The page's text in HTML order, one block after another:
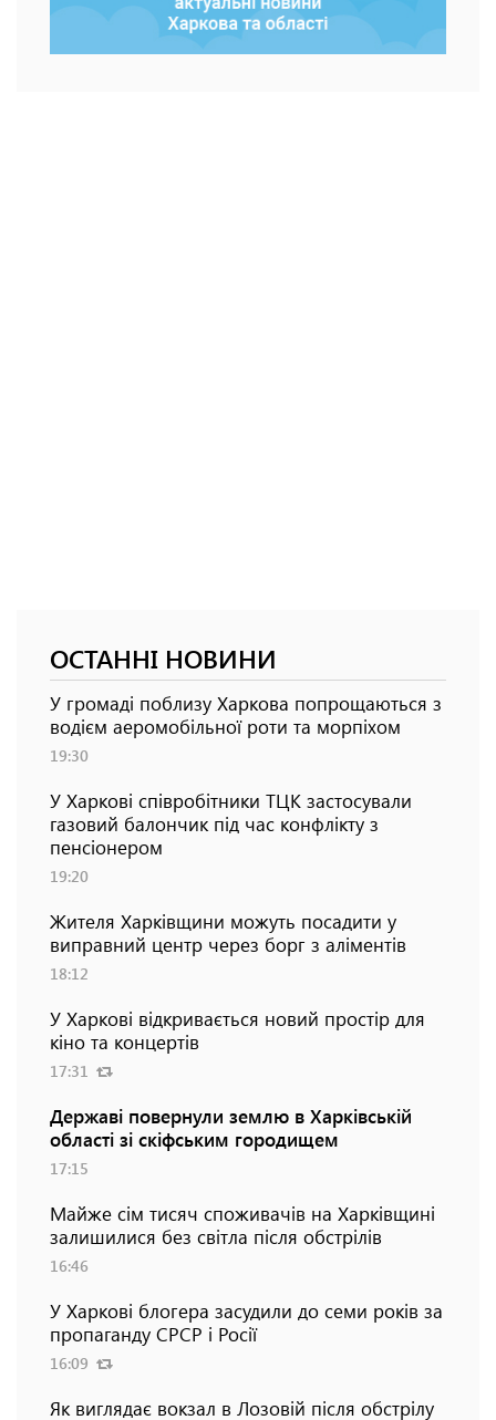
ОСТАННІ НОВИНИ
У громаді поблизу Харкова попрощаються з
водієм аеромобільної роти та морпіхом
19:30
У Харкові співробітники ТЦК застосували
газовий балончик під час конфлікту з
пенсіонером
19:20
Жителя Харківщини можуть посадити у
виправний центр через борг з аліментів
18:12
У Харкові відкривається новий простір для
кіно та концертів
17:31
Державі повернули землю в Харківській
області зі скіфським городищем
17:15
Майже сім тисяч споживачів на Харківщині
залишилися без світла після обстрілів
16:46
У Харкові блогера засудили до семи років за
пропаганду СРСР і Росії
16:09
Як виглядає вокзал в Лозовій після обстрілу